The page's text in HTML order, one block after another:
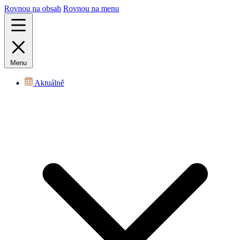
Rovnou na obsah Rovnou na menu
Menu
Aktuálně